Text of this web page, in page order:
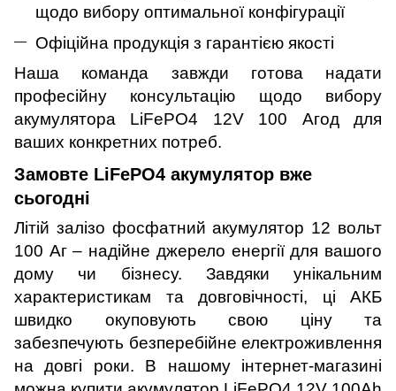
щодо вибору оптимальної конфігурації
Офіційна продукція з гарантією якості
Наша команда завжди готова надати
професійну консультацію щодо вибору
акумулятора LiFePO4 12V 100 Агод для
ваших конкретних потреб.
Замовте LiFePO4 акумулятор вже
сьогодні
Літій залізо фосфатний акумулятор 12 вольт
100 Аг – надійне джерело енергії для вашого
дому чи бізнесу. Завдяки унікальним
характеристикам та довговічності, ці АКБ
швидко окуповують свою ціну та
забезпечують безперебійне електроживлення
на довгі роки. В нашому інтернет-магазині